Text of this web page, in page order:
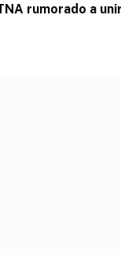
rumorado a